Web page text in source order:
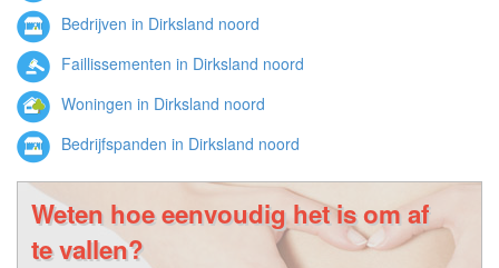
Bedrijven in Dirksland noord
Faillissementen in Dirksland noord
Woningen in Dirksland noord
Bedrijfspanden in Dirksland noord
Weten hoe eenvoudig het is om af
te vallen?